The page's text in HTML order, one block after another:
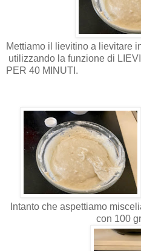
Mettiamo il lievitino a lievitare
utilizzando la funzione di
PER 40 MINUTI.
Intanto che aspettiamo
con 100